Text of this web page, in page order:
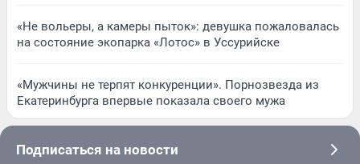
«Не вольеры, а камеры пыток»: девушка пожаловалась
на состояние экопарка «Лотос» в Уссурийске
«Мужчины не терпят конкуренции». Порнозвезда из
Екатеринбурга впервые показала своего мужа
Подписаться на новости